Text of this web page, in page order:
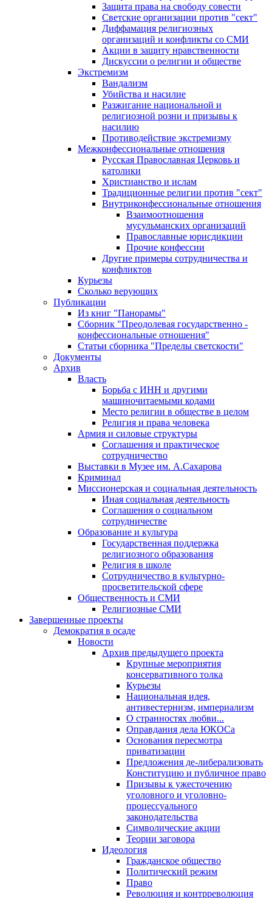
Защита права на свободу совести
Светские организации против "сект"
Диффамация религиозных
организаций и конфликты со СМИ
Акции в защиту нравственности
Дискуссии о религии и обществе
Экстремизм
Вандализм
Убийства и насилие
Разжигание национальной и
религиозной розни и призывы к
насилию
Противодействие экстремизму
Межконфессиональные отношения
Русская Православная Церковь и
католики
Христианство и ислам
Традиционные религии против "сект"
Внутриконфессиональные отношения
Взаимоотношения
мусульманских организаций
Православные юрисдикции
Прочие конфессии
Другие примеры сотрудничества и
конфликтов
Курьезы
Сколько верующих
Публикации
Из книг "Панорамы"
Сборник "Преодолевая государственно -
конфессиональные отношения"
Статьи сборника "Пределы светскости"
Документы
Архив
Власть
Борьба с ИНН и другими
машиночитаемыми кодами
Место религии в обществе в целом
Религия и права человека
Армия и силовые структуры
Соглашения и практическое
сотрудничество
Выставки в Музее им. А.Сахарова
Криминал
Миссионерская и социальная деятельность
Иная социальная деятельность
Соглашения о социальном
сотрудничестве
Образование и культура
Государственная поддержка
религиозного образования
Религия в школе
Сотрудничество в культурно-
просветительской сфере
Общественность и СМИ
Религиозные СМИ
Завершенные проекты
Демократия в осаде
Новости
Архив предыдущего проекта
Крупные мероприятия
консервативного толка
Курьезы
Национальная идея,
антивестернизм, империализм
О странностях любви...
Оправдания дела ЮКОСа
Основания пересмотра
приватизации
Предложения де-либерализовать
Конституцию и публичное право
Призывы к ужесточению
уголовного и уголовно-
процессуального
законодательства
Символические акции
Теории заговора
Идеология
Гражданское общество
Политический режим
Право
Революция и контрреволюция